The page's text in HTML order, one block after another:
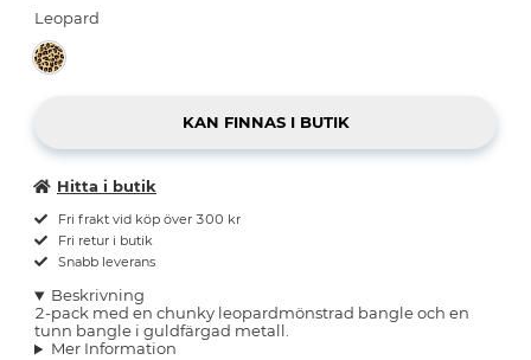
Leopard
Hitta i butik
Fri frakt vid köp över 300 kr
Fri retur i butik
Snabb leverans
Beskrivning
2-pack med en chunky leopardmönstrad bangle och en
tunn bangle i guldfärgad metall.
Mer Information